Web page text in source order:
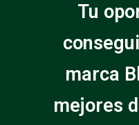
Tu
marca
mejores